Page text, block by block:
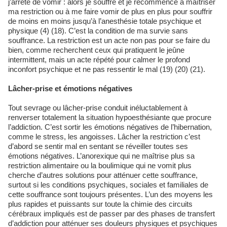
j’arrête de vomir : alors je souffre et je recommence à maîtriser
ma restriction ou à me faire vomir de plus en plus pour souffrir
de moins en moins jusqu’à l’anesthésie totale psychique et
physique (4) (18). C’est la condition de ma survie sans
souffrance. La restriction est un acte non pas pour se faire du
bien, comme recherchent ceux qui pratiquent le jeûne
intermittent, mais un acte répété pour calmer le profond
inconfort psychique et ne pas ressentir le mal (19) (20) (21).
Lâcher-prise et émotions négatives
Tout sevrage ou lâcher-prise conduit inéluctablement à
renverser totalement la situation hypoesthésiante que procure
l’addiction. C’est sortir les émotions négatives de l’hibernation,
comme le stress, les angoisses. Lâcher la restriction c’est
d’abord se sentir mal en sentant se réveiller toutes ses
émotions négatives. L’anorexique qui ne maîtrise plus sa
restriction alimentaire ou la boulimique qui ne vomit plus
cherche d’autres solutions pour atténuer cette souffrance,
surtout si les conditions psychiques, sociales et familiales de
cette souffrance sont toujours présentes. L’un des moyens les
plus rapides et puissants sur toute la chimie des circuits
cérébraux impliqués est de passer par des phases de transfert
d’addiction pour atténuer ses douleurs physiques et psychiques